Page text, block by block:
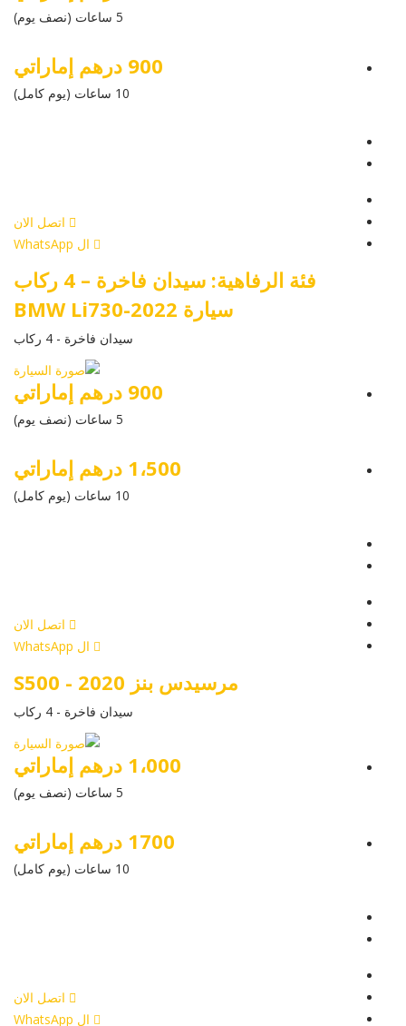
5 ساعات (نصف يوم)
900 درهم إماراتي
10 ساعات (يوم كامل)
اتصل الان
ال WhatsApp
فئة الرفاهية: سيدان فاخرة – 4 ركاب
سيارة BMW Li730-2022
سيدان فاخرة - 4 ركاب
900 درهم إماراتي
5 ساعات (نصف يوم)
1،500 درهم إماراتي
10 ساعات (يوم كامل)
اتصل الان
ال WhatsApp
مرسيدس بنز S500 - 2020
سيدان فاخرة - 4 ركاب
1،000 درهم إماراتي
5 ساعات (نصف يوم)
1700 درهم إماراتي
10 ساعات (يوم كامل)
اتصل الان
ال WhatsApp